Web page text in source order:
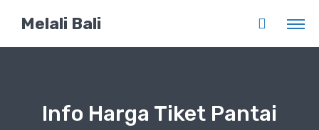
Melali Bali
Info Harga Tiket Pantai